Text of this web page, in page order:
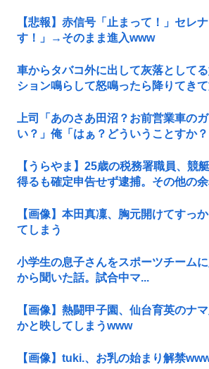
【悲報】赤信号「止まって！」セレ
す！」→そのまま進入www
車からタバコ外に出して灰落として
ション鳴らして怒鳴ったら降りてき
上司「あのさあ田沼？お前営業車の
い？」俺「はぁ？どういうことすか
【うらやま】25歳の税務署職員、競
得るも確定申告せず逮捕。その他の
【画像】本田真凜、胸元開けてすっ
てしまう
小学生の息子さんをスポーツチーム
から聞いた話。試合中マ...
【画像】熱闘甲子園、仙台育英のナ
かと映してしまうwww
【画像】tuki.、お乳の始まり解禁